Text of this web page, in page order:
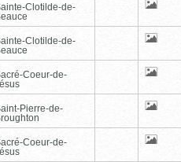
Clotilde-de-
Clotilde-de-
Coeur-de-
Pierre-de-
Coeur-de-